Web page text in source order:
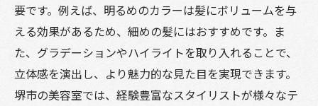
要です。例えば、明るめのカラーは髪にボリュームを与
える効果があるため、細めの髪にはおすすめです。ま
た、グラデーションやハイライトを取り入れることで、
立体感を演出し、より魅力的な見た目を実現できます。
堺市の美容室では、経験豊富なスタイリストが様々なテ